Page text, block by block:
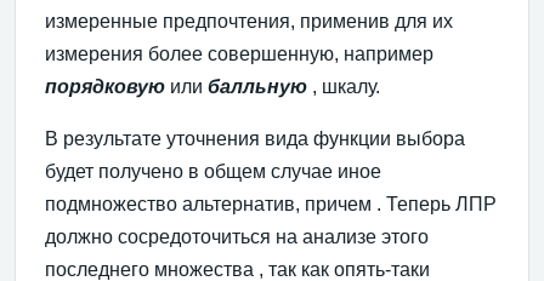
измеренные предпочтения, применив для их
измерения более совершенную, например
порядковую или балльную , шкалу.
В результате уточнения вида функции выбора
будет получено в общем случае иное
подмножество альтернатив, причем . Теперь ЛПР
должно сосредоточиться на анализе этого
последнего множества , так как опять-таки